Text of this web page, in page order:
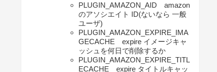
PLUGIN_AMAZON_AID amazon
のアソシエイト ID(ないなら 一般
ユーザ)
PLUGIN_AMAZON_EXPIRE_IMA
GECACHE expire イメージキャ
ッシュを何日で削除するか
PLUGIN_AMAZON_EXPIRE_TITL
ECACHE expire タイトルキャッ